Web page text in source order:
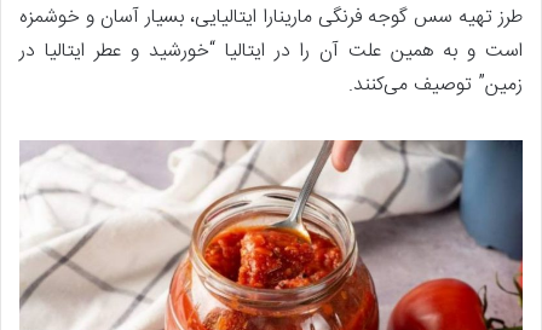
طرز تهیه سس گوجه‌ فرنگی مارینارا ایتالیایی، بسیار آسان و خوشمزه
است و به همین علت آن را در ایتالیا “خورشید و عطر ایتالیا در
زمین” توصیف می‌کنند.